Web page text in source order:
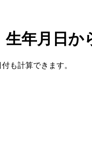
年月日
も計算できます。